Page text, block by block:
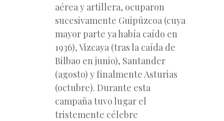
aérea y artillera, ocuparon
sucesivamente Guipúzcoa (cuya
mayor parte ya había caído en
1936), Vizcaya (tras la caída de
Bilbao en junio), Santander
(agosto) y finalmente Asturias
(octubre). Durante esta
campaña tuvo lugar el
tristemente célebre